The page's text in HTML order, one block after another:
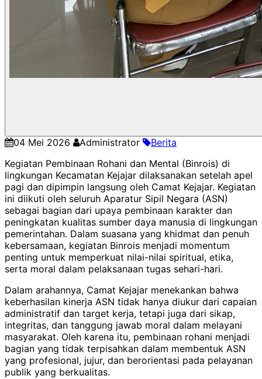
04 Mei 2026 Administrator
Berita
Kegiatan Pembinaan Rohani dan Mental (Binrois) di
lingkungan Kecamatan Kejajar dilaksanakan setelah apel
pagi dan dipimpin langsung oleh Camat Kejajar. Kegiatan
ini diikuti oleh seluruh Aparatur Sipil Negara (ASN)
sebagai bagian dari upaya pembinaan karakter dan
peningkatan kualitas sumber daya manusia di lingkungan
pemerintahan. Dalam suasana yang khidmat dan penuh
kebersamaan, kegiatan Binrois menjadi momentum
penting untuk memperkuat nilai-nilai spiritual, etika,
serta moral dalam pelaksanaan tugas sehari-hari.
Dalam arahannya, Camat Kejajar menekankan bahwa
keberhasilan kinerja ASN tidak hanya diukur dari capaian
administratif dan target kerja, tetapi juga dari sikap,
integritas, dan tanggung jawab moral dalam melayani
masyarakat. Oleh karena itu, pembinaan rohani menjadi
bagian yang tidak terpisahkan dalam membentuk ASN
yang profesional, jujur, dan berorientasi pada pelayanan
publik yang berkualitas.